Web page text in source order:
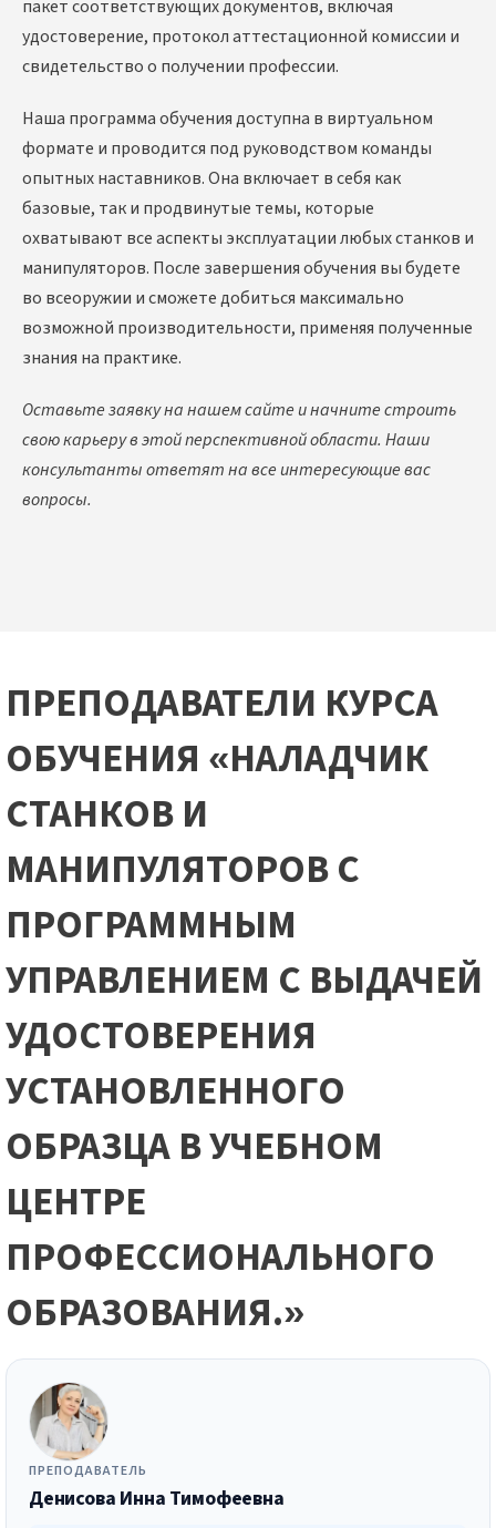
пакет соответствующих документов, включая
удостоверение, протокол аттестационной комиссии и
свидетельство о получении профессии.
Наша программа обучения доступна в виртуальном
формате и проводится под руководством команды
опытных наставников. Она включает в себя как
базовые, так и продвинутые темы, которые
охватывают все аспекты эксплуатации любых станков и
манипуляторов. После завершения обучения вы будете
во всеоружии и сможете добиться максимально
возможной производительности, применяя полученные
знания на практике.
Оставьте заявку на нашем сайте и начните строить
свою карьеру в этой перспективной области. Наши
консультанты ответят на все интересующие вас
вопросы.
ПРЕПОДАВАТЕЛИ КУРСА
ОБУЧЕНИЯ «НАЛАДЧИК
СТАНКОВ И
МАНИПУЛЯТОРОВ С
ПРОГРАММНЫМ
УПРАВЛЕНИЕМ С ВЫДАЧЕЙ
УДОСТОВЕРЕНИЯ
УСТАНОВЛЕННОГО
ОБРАЗЦА В УЧЕБНОМ
ЦЕНТРЕ
ПРОФЕССИОНАЛЬНОГО
ОБРАЗОВАНИЯ.»
ПРЕПОДАВАТЕЛЬ
Денисова Инна Тимофеевна